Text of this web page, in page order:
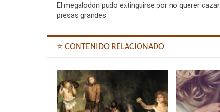
El megalodón pudo extinguirse por no querer cazar
presas grandes
⭐ CONTENIDO RELACIONADO